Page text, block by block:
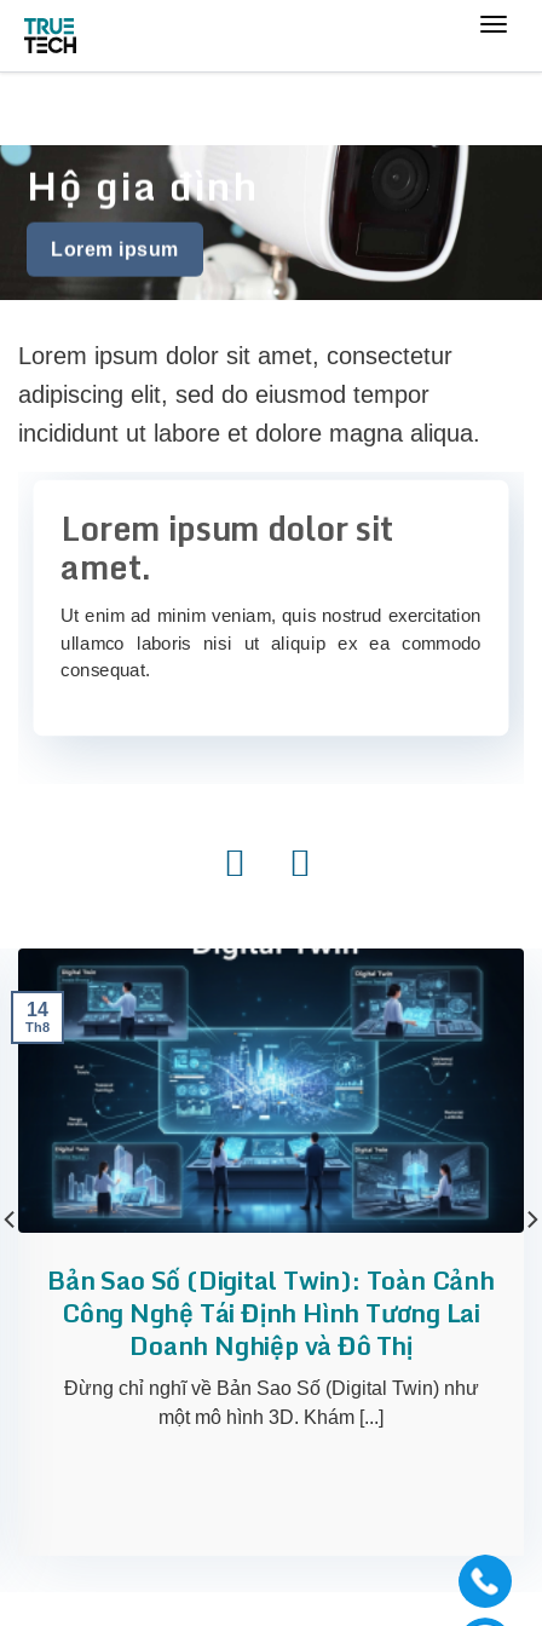
Hộ gia đình
Lorem ipsum
Lorem ipsum dolor sit amet, consectetur
adipiscing elit, sed do eiusmod tempor
incididunt ut labore et dolore magna aliqua.
Lorem ipsum dolor sit
amet.
Ut enim ad minim veniam, quis nostrud exercitation
ullamco laboris nisi ut aliquip ex ea commodo
consequat.
Bản Sao Số (Digital Twin): Toàn Cảnh
Công Nghệ Tái Định Hình Tương Lai
Doanh Nghiệp và Đô Thị
Đừng chỉ nghĩ về Bản Sao Số (Digital Twin) như
một mô hình 3D. Khám [...]
14
Th8